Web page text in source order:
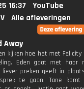
16:37
YouTube
Alle afleveringen
Away
kijken hoe het met
Eden gaat met haar
liever preken geeft in
te gaan. Tane